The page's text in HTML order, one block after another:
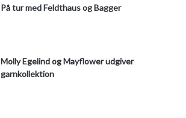
På tur med Feldthaus og Bagger
Molly Egelind og Mayflower udgiver
garnkollektion